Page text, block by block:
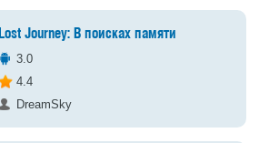
Lost Journey: В поисках памяти
3.0
4.4
DreamSky